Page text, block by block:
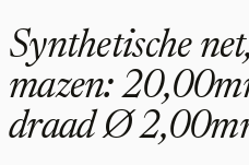
Synthetische
mazen:
draad Ø